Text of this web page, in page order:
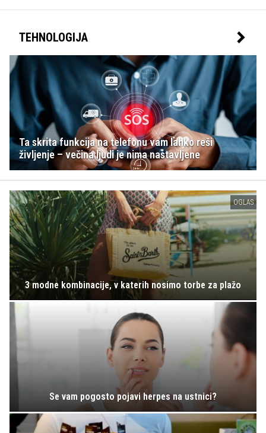
TEHNOLOGIJA
Ta skrita funkcija na telefonu vam lahko reši
življenje – večina ljudi je nima nastavljene
OGLAS
3 modne kombinacije, v katerih nosimo torbe za plažo
Se vam pogosto pojavi herpes na ustnici?